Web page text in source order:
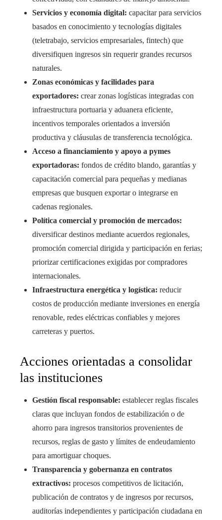
Servicios y economía digital: capacitar para servicios
basados en conocimiento y tecnologías digitales
(teletrabajo, servicios empresariales, fintech) que
diversifiquen ingresos sin requerir grandes recursos
naturales.
Zonas económicas y facilidades para
exportadores: crear zonas logísticas integradas con
infraestructura portuaria y aduanera eficiente,
incentivos temporales orientados a inversión
productiva y cláusulas de transferencia tecnológica.
Acceso a financiamiento y apoyo a pymes
exportadoras: fondos de crédito blando, garantías y
capacitación comercial para pequeñas y medianas
empresas que busquen exportar o integrarse en
cadenas regionales.
Política comercial y promoción de mercados:
diversificar destinos mediante acuerdos regionales,
promoción comercial dirigida y participación en ferias;
priorizar certificaciones exigidas por compradores
internacionales.
Infraestructura energética y logística: reducir
costos de producción mediante inversiones en energía
renovable, redes eléctricas confiables y mejores
carreteras y puertos.
Acciones orientadas a consolidar
las instituciones
Gestión fiscal responsable: establecer reglas fiscales
claras que incluyan fondos de estabilización o de
ahorro para ingresos transitorios provenientes de
recursos, reglas de gasto y límites de endeudamiento
para amortiguar choques.
Transparencia y gobernanza en contratos
extractivos: procesos competitivos de licitación,
publicación de contratos y de ingresos por recursos,
auditorías independientes y participación ciudadana en